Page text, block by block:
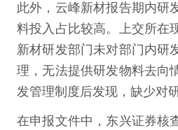
此外，云峰新材报告期内研
料投入占比较高。上交所在
新材研发部门未对部门内研
理，无法提供研发物料去向
发管理制度后发现，缺少对
在申报文件中，东兴证券核